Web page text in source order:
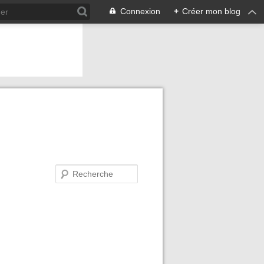
Connexion + Créer mon blog